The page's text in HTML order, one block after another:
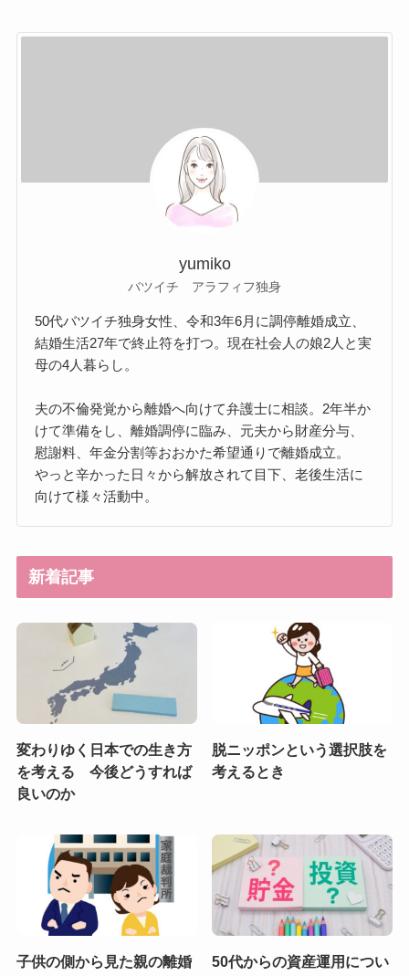
yumiko
バツイチ アラフィフ独身
50代バツイチ独身女性、令和3年6月に調停離婚成立、
結婚生活27年で終止符を打つ。現在社会人の娘2人と実
母の4人暮らし。
夫の不倫発覚から離婚へ向けて弁護士に相談。2年半か
けて準備をし、離婚調停に臨み、元夫から財産分与、
慰謝料、年金分割等おおかた希望通りで離婚成立。
やっと辛かった日々から解放されて目下、老後生活に
向けて様々活動中。
新着記事
変わりゆく日本での生き方
を考える 今後どうすれば
良いのか
脱ニッポンという選択肢を
考えるとき
子供の側から見た親の離婚
50代からの資産運用につい